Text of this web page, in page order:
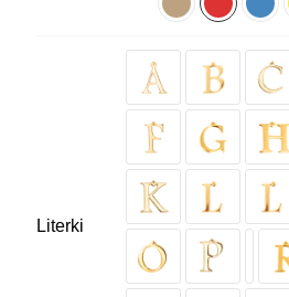
Literki